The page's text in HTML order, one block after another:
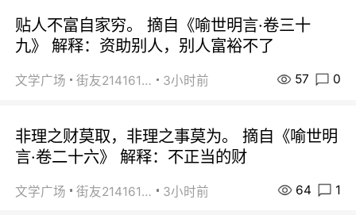
贴人不富自家穷。 摘自《喻世明言·卷三十
九》 解释：资助别人，别人富裕不了
文学广场 街友21416156 3小时前 57 0
非理之财莫取，非理之事莫为。 摘自《喻世明
言·卷二十六》 解释：不正当的财
文学广场 街友21416156 3小时前 64 1